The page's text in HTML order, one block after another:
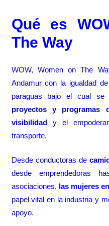
Qué es
The Way
WOW, Women on The
Andamurcon la igualdad
paraguas bajo el cual se
proyectos y programas
visibilidady el
transporte.
Desde conductoras de
desde emprendedoras
asociaciones, las mujeres
papel vital en la industria y
apoyo.